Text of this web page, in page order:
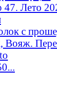
Лето
с
Вояж.